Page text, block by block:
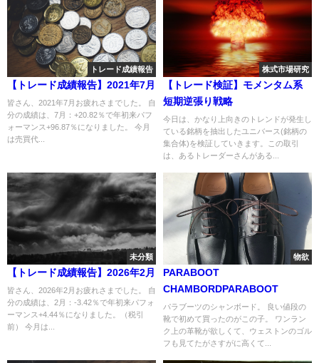
トレード成績報告
【トレード成績報告】2021年7月
皆さん、2021年7月お疲れさまでした。 自
分の成績は、7月：+20.82％で年初来パフ
ォーマンス+96.87％になりました。 今月
は売買代...
株式市場研究
【トレード検証】モメンタム系
短期逆張り戦略
今日は、かなり上向きのトレンドが発生し
ている銘柄を抽出したユニバース(銘柄の
集合体)を検証していきます。この取引
は、あるトレーダーさんがある...
未分類
【トレード成績報告】2026年2月
皆さん、2026年2月お疲れさまでした。 自
分の成績は、2月：-3.42％で年初来パフォ
ーマンス+4.44％になりました。（税引
前） 今月は...
物欲
PARABOOT
CHAMBORDPARABOOT
パラブーツのシャンボード。 良い値段の
靴で初めて買ったのがこの子。 ワンラン
ク上の革靴が欲しくて、ウェストンのゴル
フも見てたがさすがに高くて...